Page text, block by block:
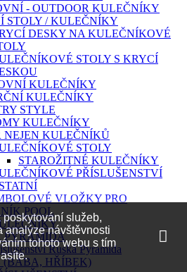
- OUTDOOR KULEČNÍKY
STOLY / KULEČNÍKY
DESKY NA KULEČNÍKOVÉ
STOLY S KRYCÍ
KULEČNÍKY
KULEČNÍKY
STYLE
KULEČNÍKY
NEJEN KULEČNÍKŮ
STOLY
STAROŽITNÉ KULEČNÍKY
PŘÍSLUŠENSTVÍ
VLOŽKY PRO
POOL
PYRAMIDA
Ruská Pyramida
(BÁBA, HŘÍBEK)
služeb,
analýze návštěvnosti
tohoto webu s tím